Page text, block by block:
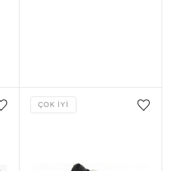
Favorilere ekle/çıkar Favorilere ekle/çıkar
ÇOK İYI